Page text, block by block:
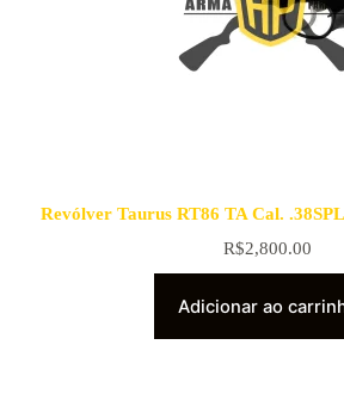
Revólver Taurus RT86 TA Cal.
R$2,800.00
Adicionar ao